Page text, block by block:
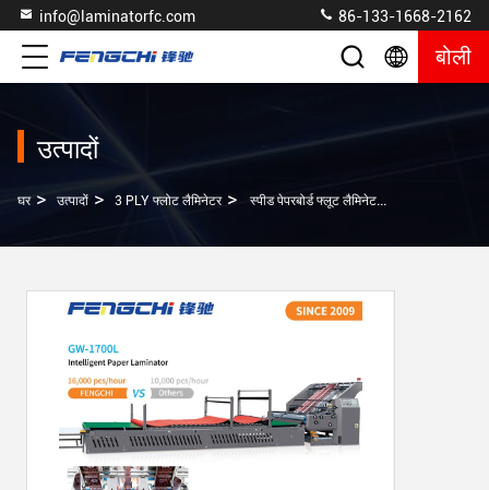
info@laminatorfc.com 86-133-1668-2162
बोली
उत्पादों
घर > उत्पादों > 3 PLY फ्लोट लैमिनेटर > स्पीड पेपरबोर्ड फ्लूट लैमिनेटर GW-1700L मैकेनिकल ड्राइव